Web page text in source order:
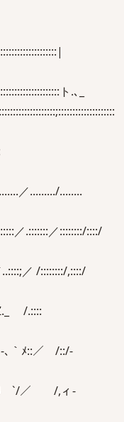
ト.､_
／........./........
.:::::::／::::::::/::::/
／ /::::::::/,::::/
/.::::
｀ﾒ::／ /::/-
`/／ /,ィ-